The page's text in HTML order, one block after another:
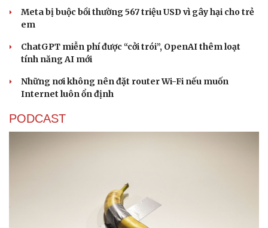
Meta bị buộc bồi thường 567 triệu USD vì gây hại cho trẻ
em
ChatGPT miễn phí được “cởi trói”, OpenAI thêm loạt
tính năng AI mới
Những nơi không nên đặt router Wi-Fi nếu muốn
Internet luôn ổn định
PODCAST